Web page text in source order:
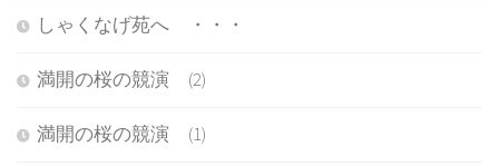
しゃくなげ苑へ ・・・
満開の桜の競演 (2)
満開の桜の競演 (1)